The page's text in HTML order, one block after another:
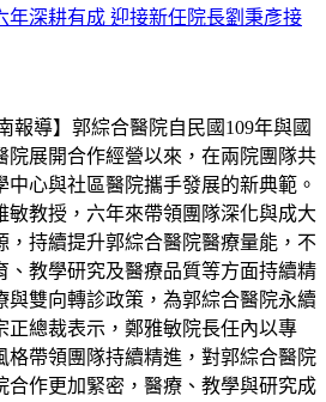
年深耕有成 迎接新任院長劉秉彥接
報導】郭綜合醫院自民國109年與國
院展開合作經營以來，在兩院團隊共
中心與社區醫院攜手發展的新典範。
敏教授，六年來帶領團隊深化與成大
，持續提升郭綜合醫院醫療量能，不
、教學研究及醫療品質等方面持續精
與雙向轉診政策，為郭綜合醫院永續
正總裁表示，鄭雅敏院長任內以專
格帶領團隊持續精進，對郭綜合醫院
合作更加緊密，醫療、教學與研究成